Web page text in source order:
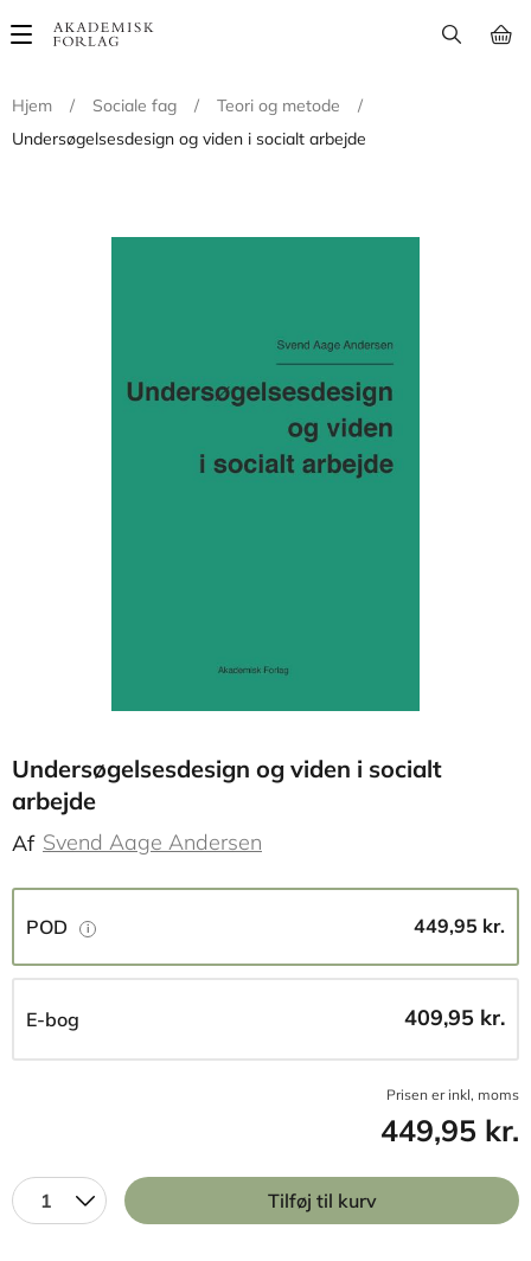
Main
Hjem
/ Sociale fag / Teori og metode
/
Undersøgelsesdesign og viden i socialt arbejde
Undersøgelsesdesign og viden i socialt
arbejde
Af Svend Aage Andersen
POD 449,95 kr.
E-bog 409,95 kr.
Prisen er inkl, moms
449,95 kr.
1 Tilføj til kurv